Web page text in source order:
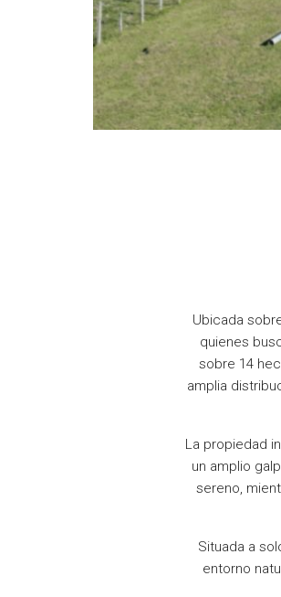
Ubicada
quienes
sobre 14
amplia
La propiedad
un amplio
sereno,
Situada a
entorno